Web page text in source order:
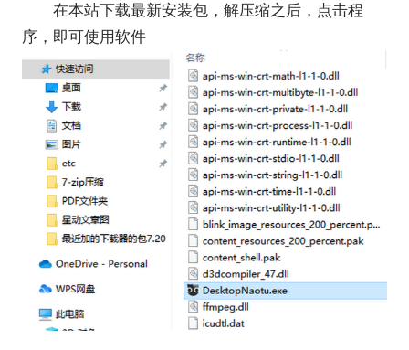
在本站下载最新安装包，解压缩之后，点击程
序，即可使用软件